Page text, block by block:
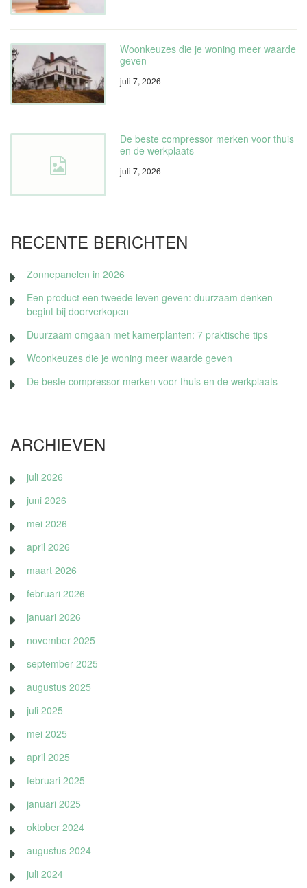
Woonkeuzes die je woning meer waarde
geven
juli 7, 2026
De beste compressor merken voor thuis
en de werkplaats
juli 7, 2026
RECENTE BERICHTEN
Zonnepanelen in 2026
Een product een tweede leven geven: duurzaam denken
begint bij doorverkopen
Duurzaam omgaan met kamerplanten: 7 praktische tips
Woonkeuzes die je woning meer waarde geven
De beste compressor merken voor thuis en de werkplaats
ARCHIEVEN
juli 2026
juni 2026
mei 2026
april 2026
maart 2026
februari 2026
januari 2026
november 2025
september 2025
augustus 2025
juli 2025
mei 2025
april 2025
februari 2025
januari 2025
oktober 2024
augustus 2024
juli 2024